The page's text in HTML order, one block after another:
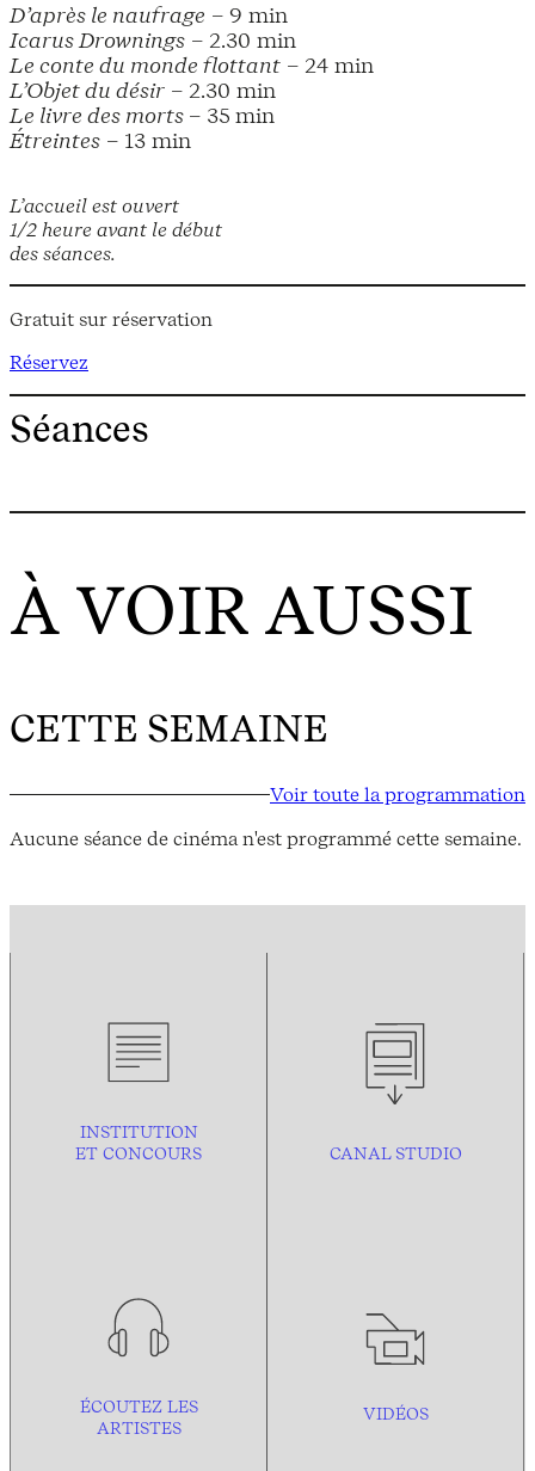
L’accueil est ouvert
1/2 heure avant le début
des séances.
Gratuit sur réservation
Réservez
D’après le naufrage – 9 min
Icarus Drownings – 2.30 min
Le conte du monde flottant – 24 min
L’Objet du désir – 2.30 min
Le livre des morts – 35 min
Étreintes – 13 min
Séances
À VOIR AUSSI
CETTE SEMAINE
Voir toute la programmation
Aucune séance de cinéma n'est programmé cette semaine.
INSTITUTION
ET CONCOURS
CANAL STUDIO
ÉCOUTEZ LES
ARTISTES
VIDÉOS